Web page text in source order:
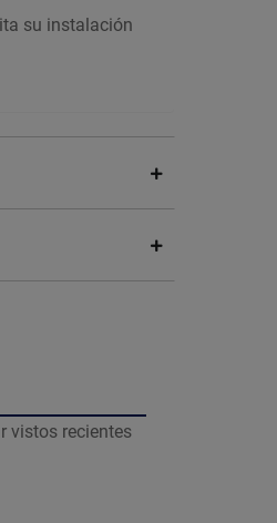
su instalación
vistos recientes